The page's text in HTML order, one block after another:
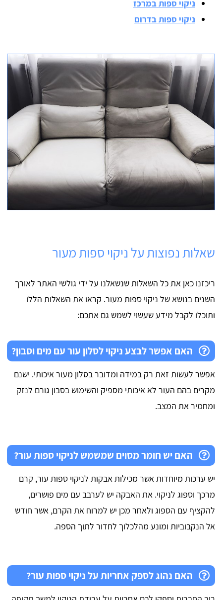
ניקוי ספות במרכז
ניקוי ספות בדרום
שאלות נפוצות על ניקוי ספות מעור
ריכזנו כאן את כל השאלות שנשאלנו על ידי גולשי האתר לאורך
השנים בנושא של ניקוי ספות מעור. קראו את השאלות הללו
ותוכלו לקבל מידע שעשוי לשמש גם אתכם:
האם אפשר לבצע ניקוי לסלון עור עם מים וסבון?
אפשר לעשות זאת רק במידה ומדובר בסלון מעור איכותי. ישנם
מקרים בהם העור לא איכותי מספיק והשימוש בסבון גורם לנזק
ומחמיר את המצב.
האם יש חומר מסוים שמשמש לניקוי ספות עור?
יש ערכות מיוחדות אשר מכילות אבקות לניקוי ספות עור, קרם
מרכך וספוג לניקוי. את האבקה יש לערבב עם מים פושרים,
להקציף עם הספוג ולאחר מכן יש למרוח את הקרם, אשר חודש
אל הנקבוביות ומונע מהלכלוך לחדור לתוך הספה.
האם נהוג לספק אחריות על ניקוי ספות עור?